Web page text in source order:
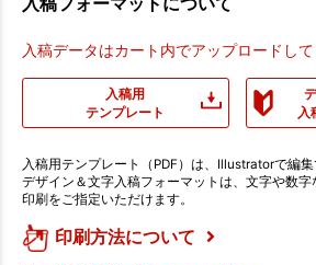
入稿データはカート内でアップロードして
入稿用
テンプレート
入
入稿用テンプレート（PDF）は、Illustratorで編集
デザイン＆文字入稿フォーマットは、文字や数
印刷をご指定いただけます。
印刷方法について